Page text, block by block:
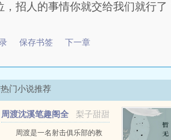
招人的事情你就交给我们就行了
保存书签 下一章
门小说推荐
梨子甜甜
周渡沈溪笔趣阁全
文免费阅读
周渡是一名射击俱乐部的教